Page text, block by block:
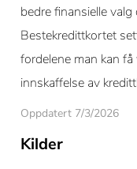
bedre finansielle
Bestekredittkortet
fordelene man kan
innskaffelse av
Oppdatert 7/3/2026
Kilder